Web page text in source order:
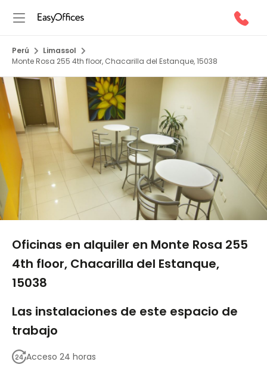
Perú
Limassol
Monte Rosa 255 4th floor, Chacarilla del Estanque, 15038
Oficinas en alquiler en Monte Rosa 255
4th floor, Chacarilla del Estanque,
15038
Las instalaciones de este espacio de
trabajo
Acceso 24 horas